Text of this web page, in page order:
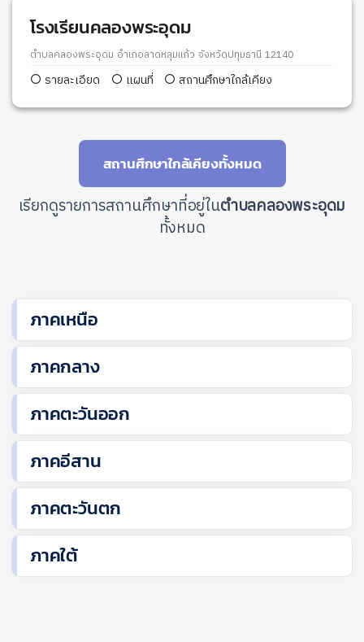
โรงเรียนคลองพระอุดม
ตำบลคลองพระอุดม อำเภอลาดหลุมแก้ว จังหวัดปทุมธานี 12140
รายละเอียด แผนที่ สถานศึกษาใกล้เคียง
สถานศึกษาใกล้เคียงทั้งหมด
เรียกดูรายการสถานศึกษาที่อยู่ในตำบลคลองพระอุดม
ทั้งหมด
ภาคเหนือ
ภาคกลาง
ภาคตะวันออก
ภาคอีสาน
ภาคตะวันตก
ภาคใต้